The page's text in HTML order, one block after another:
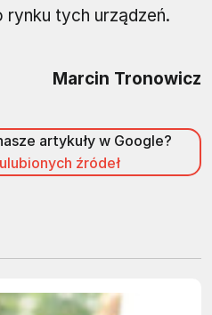
rynku tych urządzeń.
Marcin Tronowicz
artykuły w Google?
źródeł